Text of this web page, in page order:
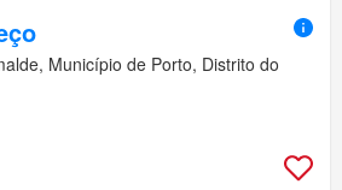
Município de Porto, Distrito do